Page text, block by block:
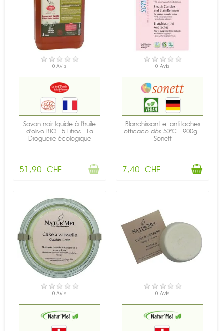
RUPTURE DE STOCK
0 Avis
Savon noir liquide à l'huile
d'olive BIO - 5 Litres - La
Droguerie écologique
51,90 CHF
EN STOCK
0 Avis
Blanchissant et antitaches
efficace dès 50°C - 900g -
Sonett
7,40 CHF
EN STOCK
0 Avis
EN STOCK
0 Avis